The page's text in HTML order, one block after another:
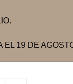
EL 19 DE